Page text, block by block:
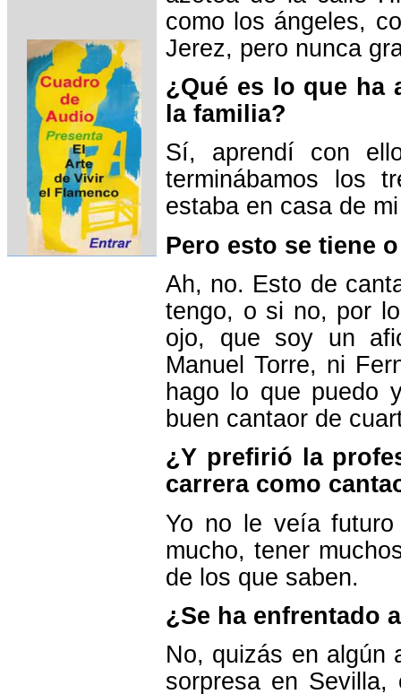
como los ángeles,
Jerez, pero nunca
¿Qué es lo que ha
la familia?
Sí, aprendí con
terminábamos los
estaba en casa de
Pero esto se tiene
Ah, no. Esto de
tengo, o si no, por
ojo, que soy un
Manuel Torre, ni
hago lo que puedo
buen cantaor de
¿Y prefirió la
carrera como
Yo no le veía
mucho, tener
de los que saben.
¿Se ha enfrentado
No, quizás en algún
sorpresa en